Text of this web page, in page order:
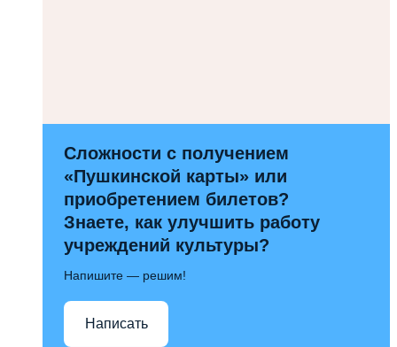
Сложности с получением
«Пушкинской карты» или
приобретением билетов?
Знаете, как улучшить работу
учреждений культуры?
Напишите — решим!
Написать